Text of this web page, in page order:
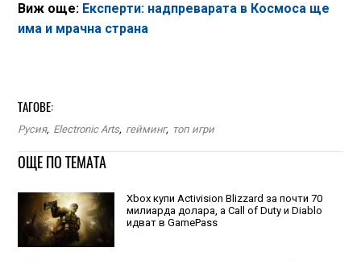
Виж още: Експерти: надпреварата в Космоса ще
има и мрачна страна
ТАГОВЕ:
Русия, Electronic Arts, гейминг, топ игри
ОЩЕ ПО ТЕМАТА
Xbox купи Activision Blizzard за почти 70
милиарда долара, а Call of Duty и Diablo
идват в GamePass